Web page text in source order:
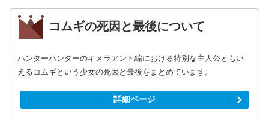
コムギの死因と最後について
ハンターハンターのキメラアント編における特別な主人公ともい
えるコムギという少女の死因と最後をまとめています。
詳細ページ